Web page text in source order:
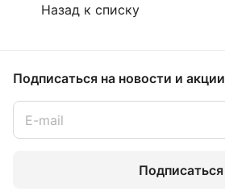
Назад к списку
Подписаться на новости и акции
Подписаться